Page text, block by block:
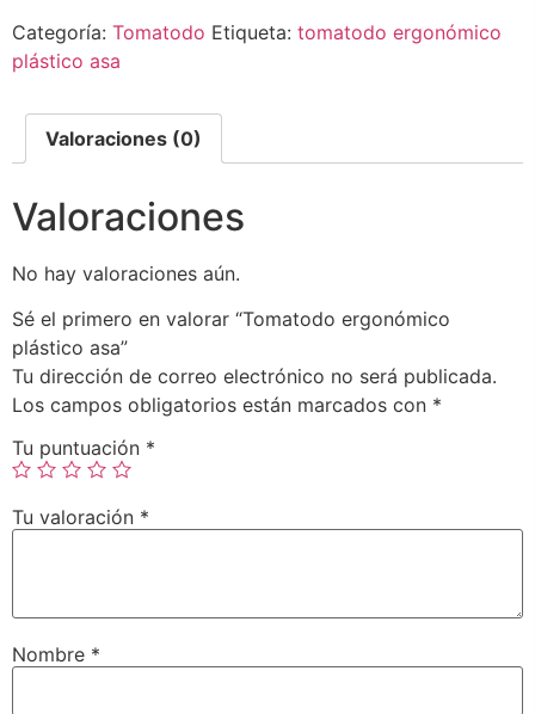
Categoría: Tomatodo Etiqueta: tomatodo ergonómico
plástico asa
Valoraciones (0)
Valoraciones
No hay valoraciones aún.
Sé el primero en valorar “Tomatodo ergonómico
plástico asa”
Tu dirección de correo electrónico no será publicada.
Los campos obligatorios están marcados con *
Tu puntuación *
Tu valoración *
Nombre *